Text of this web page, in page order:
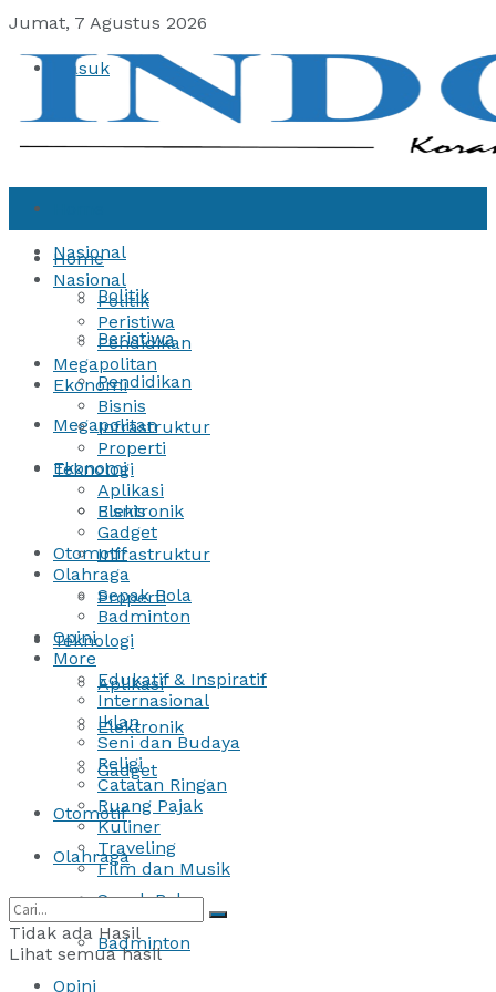
Jumat, 7 Agustus 2026
Masuk
Nasional
Politik
Peristiwa
Pendidikan
Megapolitan
Ekonomi
Bisnis
Infrastruktur
Properti
Teknologi
Aplikasi
Elektronik
Gadget
Otomotif
Olahraga
Sepak Bola
Badminton
Opini
Home
Nasional
Politik
Peristiwa
Pendidikan
Megapolitan
Ekonomi
Bisnis
Infrastruktur
Properti
Teknologi
Aplikasi
Elektronik
Gadget
Otomotif
Olahraga
Sepak Bola
Badminton
Opini
More
Edukatif & Inspiratif
Internasional
Iklan
Seni dan Budaya
Religi
Catatan Ringan
Ruang Pajak
Kuliner
Traveling
Film dan Musik
Tidak ada Hasil
Lihat semua hasil